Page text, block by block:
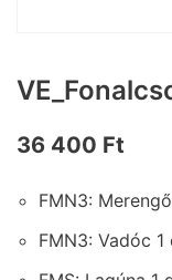
36 400 Ft
FMN3:
FMN3: Vadóc